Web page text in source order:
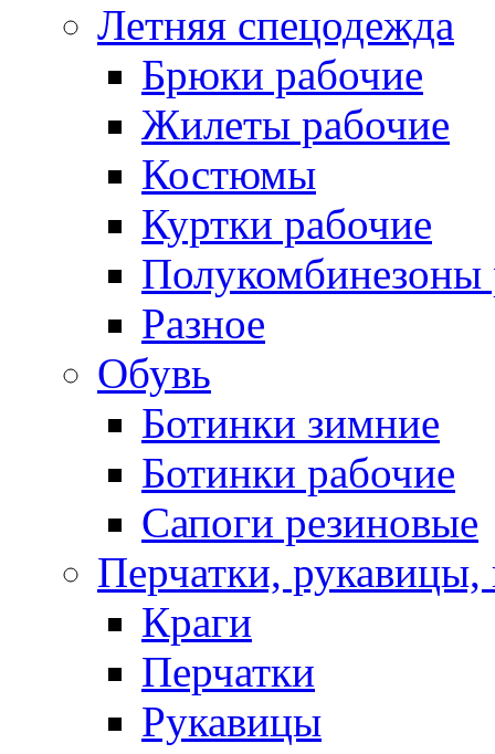
Летняя спецодежда
Брюки рабочие
Жилеты рабочие
Костюмы
Куртки рабочие
Полукомбинезоны
Разное
Обувь
Ботинки зимние
Ботинки рабочие
Сапоги резиновые
Перчатки, рукавицы,
Краги
Перчатки
Рукавицы